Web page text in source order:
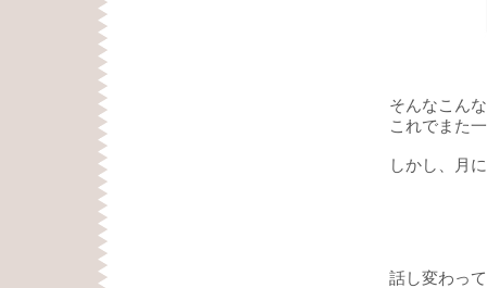
そんなこん
これでまた
しかし、月
話し変わっ